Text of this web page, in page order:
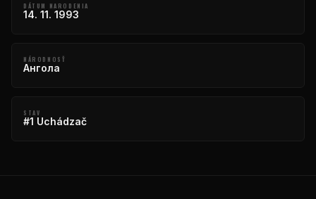
DÁTUM NARODENIA
14. 11. 1993
NÁRODNOSŤ
Ангола
STAV
#1 Uchádzač